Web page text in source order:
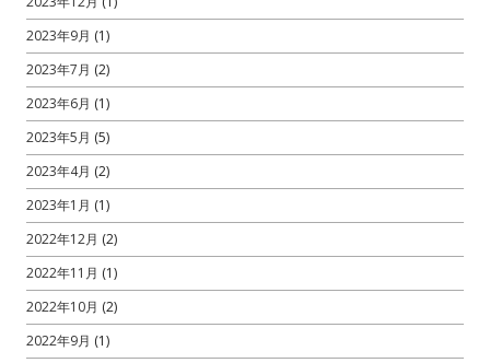
2023年9月 (1)
2023年7月 (2)
2023年6月 (1)
2023年5月 (5)
2023年4月 (2)
2023年1月 (1)
2022年12月 (2)
2022年11月 (1)
2022年10月 (2)
2022年9月 (1)